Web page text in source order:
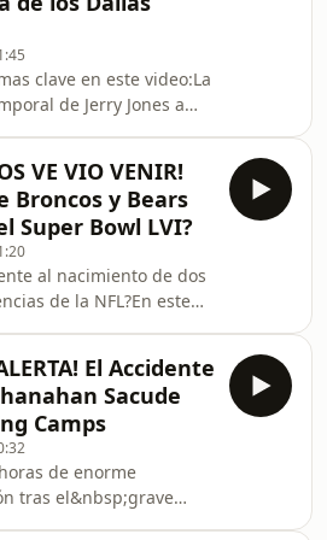
¿Qué tendría
Dallas para conseguir a
defensivos de la
ese movimiento a
en un auténtico
Bowl?Ad
clave en este video:La
de Jerry Jones a
números de
y las flaquezas del
verdad sobre el
en la NFL
qué Dallas es
de la NFC sin llegar a
en el siglo
en
VE VIO VENIR!
Broncos y Bears
Super Bowl LVI?
al nacimiento de dos
de la NFL?En este
convertirse en
cambien el equilibrio
liga durante la
En este podcast
crecimiento de Bo Nix
de la ofensiva de
El Accidente
Sacude
Camps
de enorme
tras el&nbsp;grave